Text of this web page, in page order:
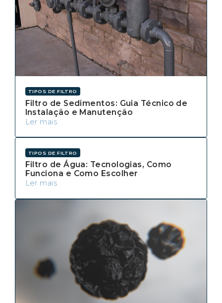
TIPOS DE FILTRO
Filtro de Sedimentos: Guia Técnico de
Instalação e Manutenção
Ler mais
TIPOS DE FILTRO
Filtro de Água: Tecnologias, Como
Funciona e Como Escolher
Ler mais